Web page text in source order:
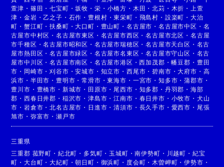
萱津 ・ 篠田 ・七宝町 ・坂牧 ・ 栄 ・ 小橋方 ・ 木田 ・北苅 ・ 木折 ・
上萱
津 ・金岩 ・乙之子 ・ 石作 ・ 豊根村 ・東栄町 ・ 飛島村 ・ 設楽町 ・ 大治
町 ・蟹江町 ・扶桑町 ・大口町 ・ 豊山町 ・ 名古屋市 ・ 名古屋市中区 ・ 名
古屋市中村区 ・名古屋市東区 ・ 名古屋市西区 ・名古屋市北区 ・ 名古屋
市千種区 ・名古屋市昭和区 ・ 名古屋市瑞穂区 ・名古屋市天白区 ・ 名古
屋市熱田区 ・名古屋市緑区 ・ 名古屋市名東区 ・名古屋市守山区 ・ 名古
屋市中川区 ・名古屋市南区 ・ 名古屋市港区 ・西加茂郡 ・幡豆郡 ・ 豊田
市 ・ 岡崎市 ・刈谷市 ・安城市 ・ 知立市 ・ 西尾市 ・碧南市 ・大府市 ・ 高
浜市 ・ 半田市 ・ 豊明市 ・常滑市 ・東海市 ・ 一宮市 ・ 知多市 ・蒲郡市 ・
豊川市 ・ 豊橋市 ・ 新城市 ・ 田原市 ・ 尾西市 ・ 知多郡 ・ 丹羽郡 ・ 海部
郡 ・西春日井郡 ・ 稲沢市 ・津島市 ・江南市 ・ 春日井市 ・ 小牧市 ・ 犬山
市 ・岩倉市 ・北名古屋市 ・ 日進市 ・清須市 ・ 長久手市 ・ 愛西市 ・ 尾張
旭市 ・ 弥富市 ・瀬戸市
三重県
三重郡 菰野町 ・ 紀北町 ・ 多気町 ・ 玉城町 ・南伊勢町 ・ 川越町 ・ 紀宝
町 ・大台町 ・大紀町 ・朝日町 ・ 御浜町 ・ 度会町 ・ 木曽岬町 ・伊勢市 ・